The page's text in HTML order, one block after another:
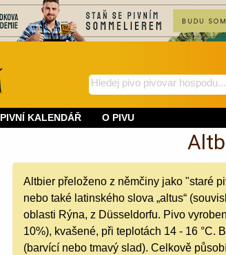
hledej
BeerWeb
spustí
PIVNÍ KALENDÁŘ O PIVU
Altbier přeloženo z němčiny jako "staré
nebo také latinského slova „altus“
oblasti Rýna, z Düsseldorfu. Pivo
10%), kvašené, při teplotách 14 - 16 °C.
(barvící nebo tmavý slad). Celkově